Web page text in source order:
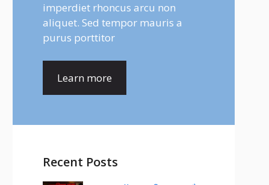
imperdiet rhoncus arcu non
aliquet. Sed tempor mauris a
purus porttitor
Learn more
Recent Posts